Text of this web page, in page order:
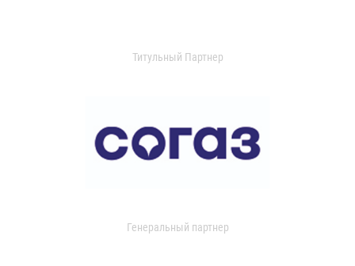
Титульный Партнер
Генеральный партнер